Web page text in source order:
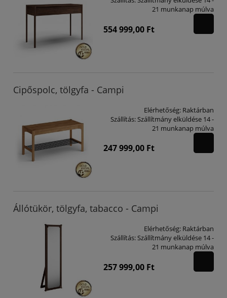
21 munkanap múlva
554 999,00 Ft
Cipőspolc, tölgyfa - Campi
Elérhetőség: Raktárban
Szállítás:Szállítmány elküldése 14 -
21 munkanap múlva
247 999,00 Ft
Állótükör, tölgyfa, tabacco - Campi
Elérhetőség: Raktárban
Szállítás:Szállítmány elküldése 14 -
21 munkanap múlva
257 999,00 Ft